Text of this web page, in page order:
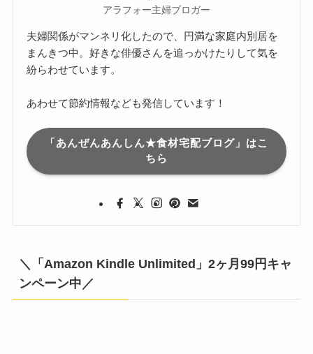
アラフォー主婦ブロガー
夫婦関係がマンネリ化したので、円満な家庭内別居を
まんきつ中。好きな俳優さんを追っかけたりして気を
紛らわせています。
あわせて節約情報なども発信しています！
「あんぜんあんしん★食材宅配ブログ」はこ
ちら
＼「Amazon Kindle Unlimited」2ヶ月99円キャ
ンペーン中／